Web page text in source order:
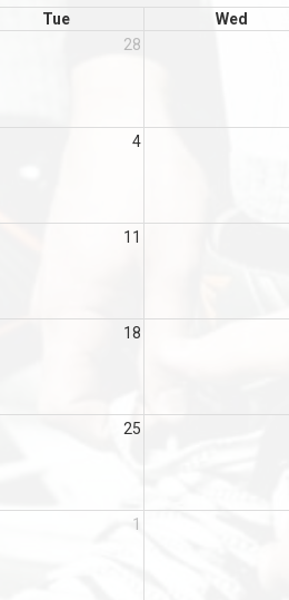
Tue Wed
28
4
11
18
25
1